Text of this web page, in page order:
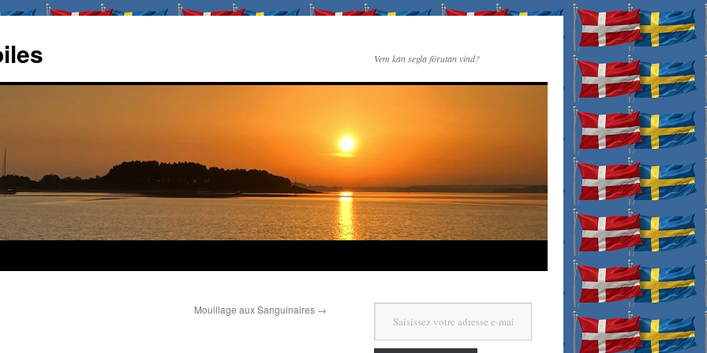
Vem kan segla förutan vind?
Mouillage aux Sanguinaires →
Saisissez votre adresse e-mail…